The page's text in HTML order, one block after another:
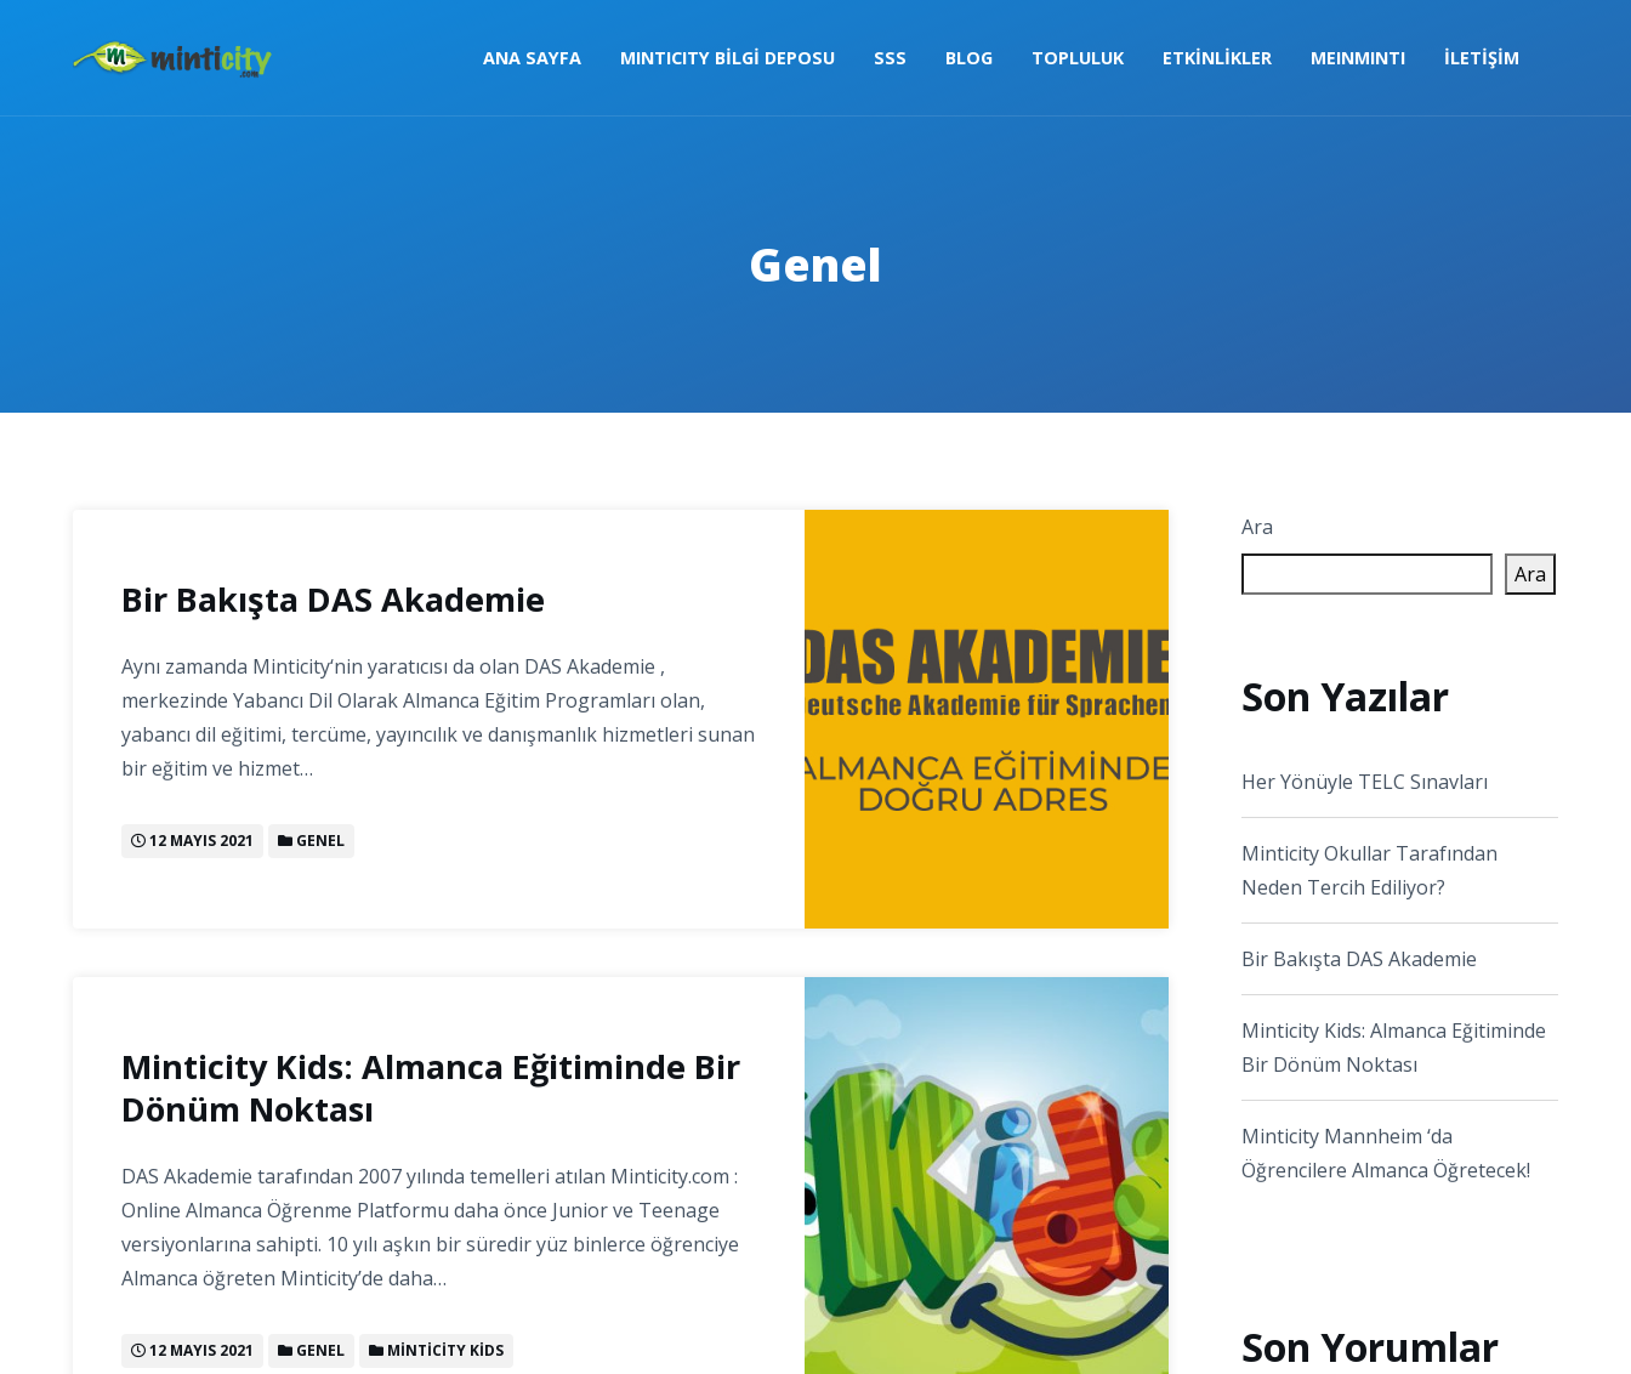
ANA SAYFA MINTICITY BİLGİ DEPOSU SSS BLOG TOPLULUK ETKİNLİKLER MEINMINTI İLETİŞİM
Genel
Bir Bakışta DAS Akademie
Aynı zamanda Minticity‘nin yaratıcısı da olan DAS Akademie ,
merkezinde Yabancı Dil Olarak Almanca Eğitim Programları olan,
yabancı dil eğitimi, tercüme, yayıncılık ve danışmanlık hizmetleri sunan
bir eğitim ve hizmet…
12 MAYIS 2021 GENEL
Minticity Kids: Almanca Eğitiminde Bir
Dönüm Noktası
DAS Akademie tarafından 2007 yılında temelleri atılan Minticity.com :
Online Almanca Öğrenme Platformu daha önce Junior ve Teenage
versiyonlarına sahipti. 10 yılı aşkın bir süredir yüz binlerce öğrenciye
Almanca öğreten Minticity’de daha…
12 MAYIS 2021 GENEL MINTICITY KIDS
Ara
Ara
Son Yazılar
Her Yönüyle TELC Sınavları
Minticity Okullar Tarafından
Neden Tercih Ediliyor?
Bir Bakışta DAS Akademie
Minticity Kids: Almanca Eğitiminde
Bir Dönüm Noktası
Minticity Mannheim ‘da
Öğrencilere Almanca Öğretecek!
Son Yorumlar